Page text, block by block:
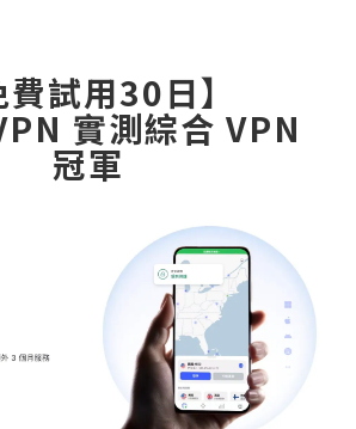
費試用30日】
實測綜合 VPN
冠軍